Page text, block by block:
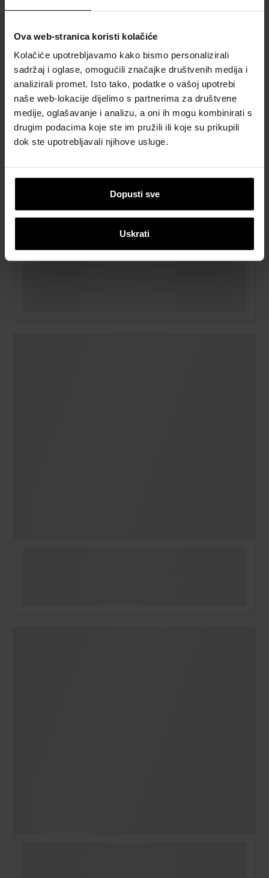
Ova web-stranica koristi kolačiće
Kolačiće upotrebljavamo kako bismo personalizirali
sadržaj i oglase, omogućili značajke društvenih medija i
analizirali promet. Isto tako, podatke o vašoj upotrebi
naše web-lokacije dijelimo s partnerima za društvene
medije, oglašavanje i analizu, a oni ih mogu kombinirati s
drugim podacima koje ste im pružili ili koje su prikupili
dok ste upotrebljavali njihove usluge.
Dopusti sve
Uskrati